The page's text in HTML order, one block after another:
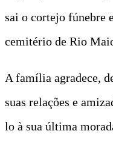
sai o cortejo fúnebre
cemitério de Rio
A família agradece,
suas relações e
lo à sua última